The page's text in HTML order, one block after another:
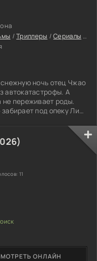
/Триллеры /Сериалы
ночь отец Чжао
автокатастрофы. А
не переживает роды.
под опеку Ли
ОНЛАЙН
11